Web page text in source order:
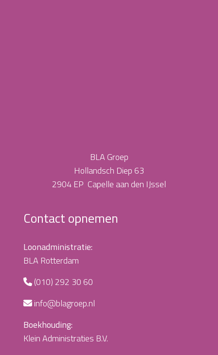
BLA Groep
Hollandsch Diep 63
2904 EP Capelle aan den IJssel
Contact opnemen
Loonadministratie:
BLA Rotterdam
(010) 292 30 60
info@blagroep.nl
Boekhouding:
Klein Administraties B.V.